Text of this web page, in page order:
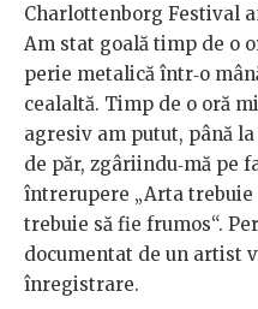
Charlottenborg Festival
Am stat goală timp de o
perie metalică într‑o
cealaltă. Timp de o oră
agresiv am putut, până
de păr, zgâriindu‑mă pe
întrerupere „Arta
trebuie să fie frumos“.
documentat de un artist
înregistrare.